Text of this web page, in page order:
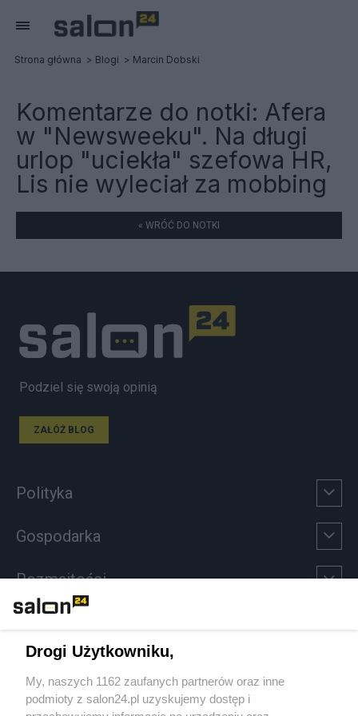
Strona główna Blogi Marcin Dobski
Komentarze do notki: Afera
w "Newsweeku". Na długi
urlop "uciekła" szefowa HR,
Lis nie wyleciał za mobbing
« WRÓĆ DO NOTKI
Podziel się swoją opinią
ZAŁÓŻ BLOG
Polityka
Gospodarka
Rozmaitości
Sport
Społeczeństwo
Drogi Użytkowniku,
My, naszych 1162 zaufanych partnerów oraz inne
podmioty z salon24.pl uzyskujemy dostęp i